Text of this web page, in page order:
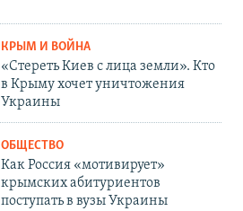
КРЫМ И ВОЙНА
«Стереть Киев с лица земли». Кто
в Крыму хочет уничтожения
Украины
ОБЩЕСТВО
Как Россия «мотивирует»
крымских абитуриентов
поступать в вузы Украины